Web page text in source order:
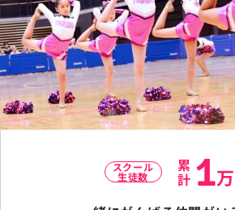
スクール
生徒数 累計1